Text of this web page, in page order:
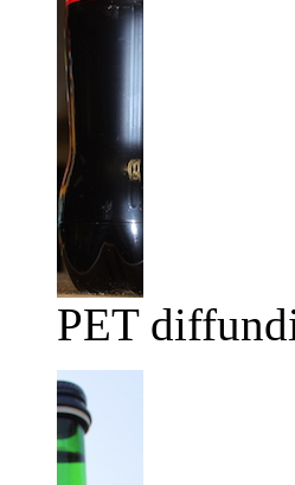
PET